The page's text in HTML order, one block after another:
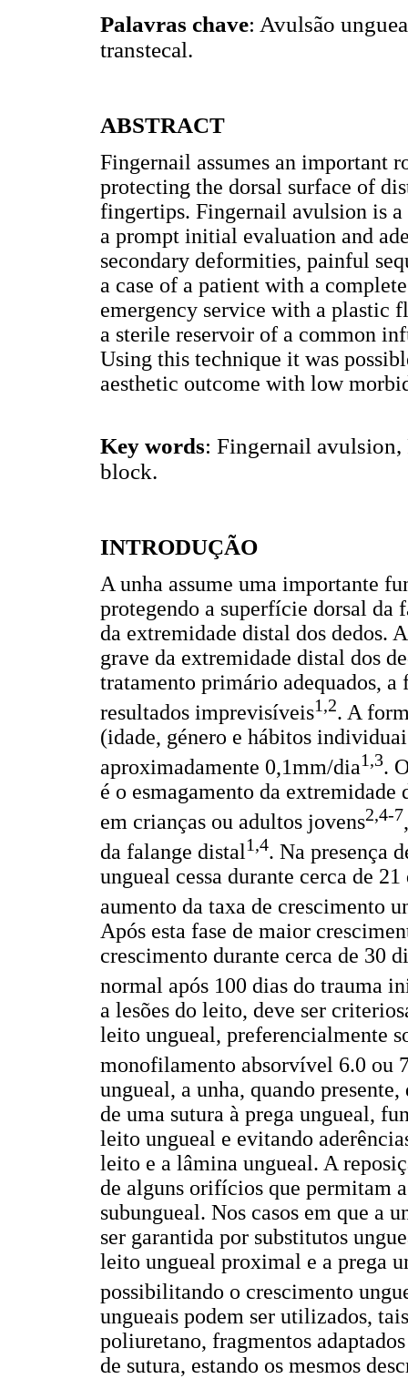
Palavras chave: Avulsão
transtecal.
ABSTRACT
Fingernail assumes an important
protecting the dorsal surface of
fingertips. Fingernail avulsion is
a prompt initial evaluation and
secondary deformities, painful
a case of a patient with a
emergency service with a plastic
a sterile reservoir of a common
Using this technique it was
aesthetic outcome with low
Key words: Fingernail avulsion,
block.
INTRODUÇÃO
A unha assume uma importante
protegendo a superfície dorsal da
da extremidade distal dos dedos.
grave da extremidade distal dos
tratamento primário adequados, a
resultados imprevisíveis1,2. A
(idade, género e hábitos
aproximadamente 0,1mm/dia1,3.
é o esmagamento da
em crianças ou adultos jovens2,4-7
da falange distal1,4. Na presença
ungueal cessa durante cerca de
aumento da taxa de crescimento
Após esta fase de maior
crescimento durante cerca de 30
normal após 100 dias do trauma
a lesões do leito, deve ser
leito ungueal, preferencialmente
monofilamento absorvível 6.0 ou
ungueal, a unha, quando
de uma sutura à prega ungueal,
leito ungueal e evitando
leito e a lâmina ungueal. A
de alguns orifícios que permitam
subungueal. Nos casos em que a
ser garantida por substitutos
leito ungueal proximal e a prega
possibilitando o crescimento
ungueais podem ser utilizados,
poliuretano, fragmentos
de sutura, estando os mesmos